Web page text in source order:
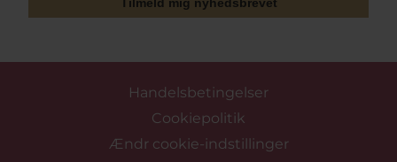
Handelsbetingelser
Cookiepolitik
Ændr cookie-indstillinger